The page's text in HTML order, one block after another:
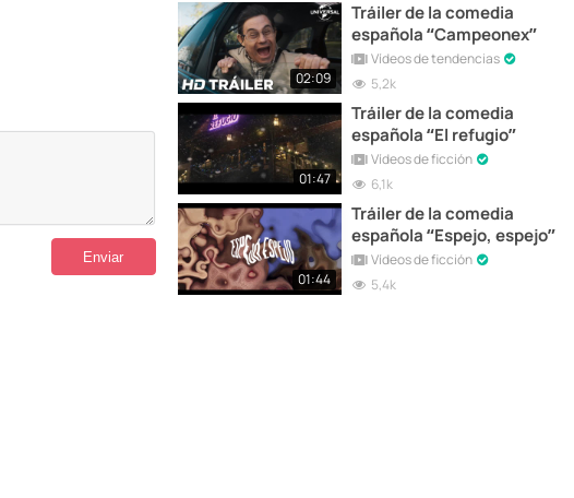
02:09
Tráiler de la comedia
española “Campeonex”
Vídeos de tendencias
5,2k
01:47
Tráiler de la comedia
española “El refugio”
Vídeos de ficción
6,1k
01:44
Tráiler de la comedia
española “Espejo, espejo”
Vídeos de ficción
5,4k